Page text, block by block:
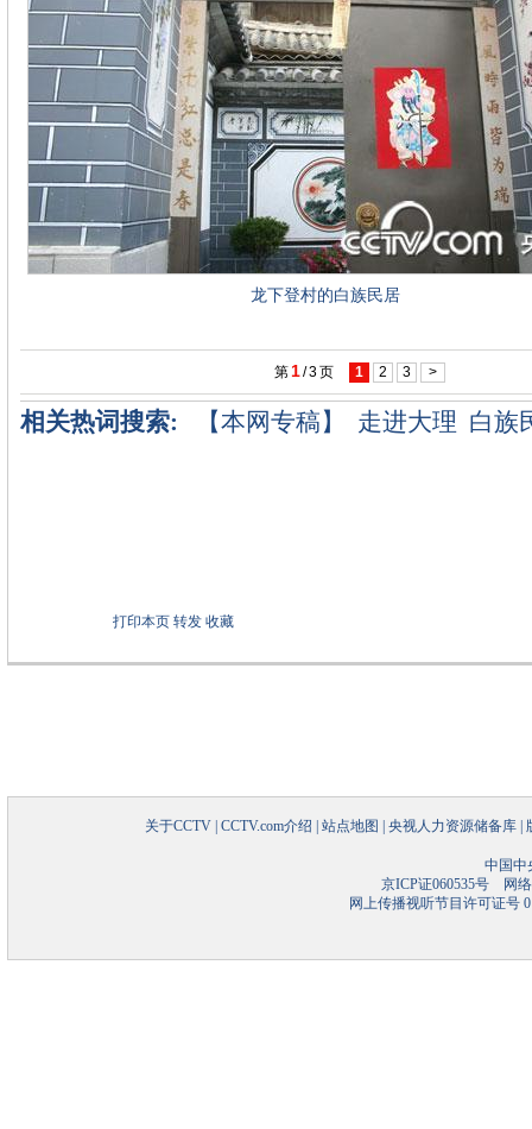
龙下登村的白族民居
第 1/3页 1 2 3 >
相关热词搜索: 【本网专稿】 走进大理 白族
打印本页 转发 收藏
关于CCTV CCTV.com介绍 站点地图 央视人力资源储备库
中国中
京ICP证060535号网络
网上传播视听节目许可证号